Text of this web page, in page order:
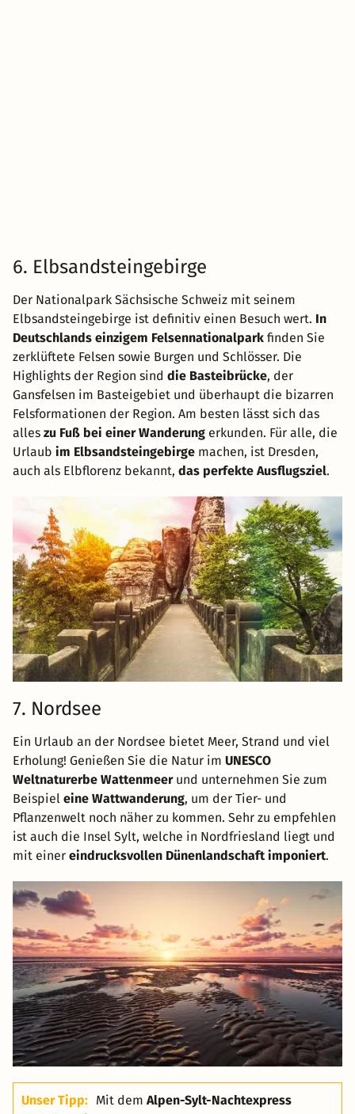
6. Elbsandsteingebirge
Der Nationalpark Sächsische Schweiz mit seinem
Elbsandsteingebirge ist definitiv einen Besuch wert. In
Deutschlands einzigem Felsennationalpark finden Sie
zerklüftete Felsen sowie Burgen und Schlösser. Die
Highlights der Region sind die Basteibrücke, der
Gansfelsen im Basteigebiet und überhaupt die bizarren
Felsformationen der Region. Am besten lässt sich das
alles zu Fuß bei einer Wanderung erkunden. Für alle, die
Urlaub im Elbsandsteingebirge machen, ist Dresden,
auch als Elbflorenz bekannt, das perfekte Ausflugsziel.
7. Nordsee
Ein Urlaub an der Nordsee bietet Meer, Strand und viel
Erholung! Genießen Sie die Natur im UNESCO
Weltnaturerbe Wattenmeerund unternehmen Sie zum
Beispiel eine Wattwanderung, um der Tier- und
Pflanzenwelt noch näher zu kommen. Sehr zu empfehlen
ist auch die Insel Sylt, welche in Nordfriesland liegt und
mit einer eindrucksvollen Dünenlandschaft imponiert.
Unser Tipp: Mit dem Alpen-Sylt-Nachtexpress